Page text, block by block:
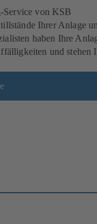
Service von KSB
Ihrer Anlage
haben Ihre
und stehen